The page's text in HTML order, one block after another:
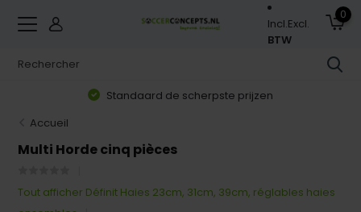
Incl.Excl.
BTW
0
Standaard de scherpste prijzen
Accueil
Multi Horde cinq pièces
Tout afficher Définit Haies 23cm, 31cm, 39cm, réglables haies